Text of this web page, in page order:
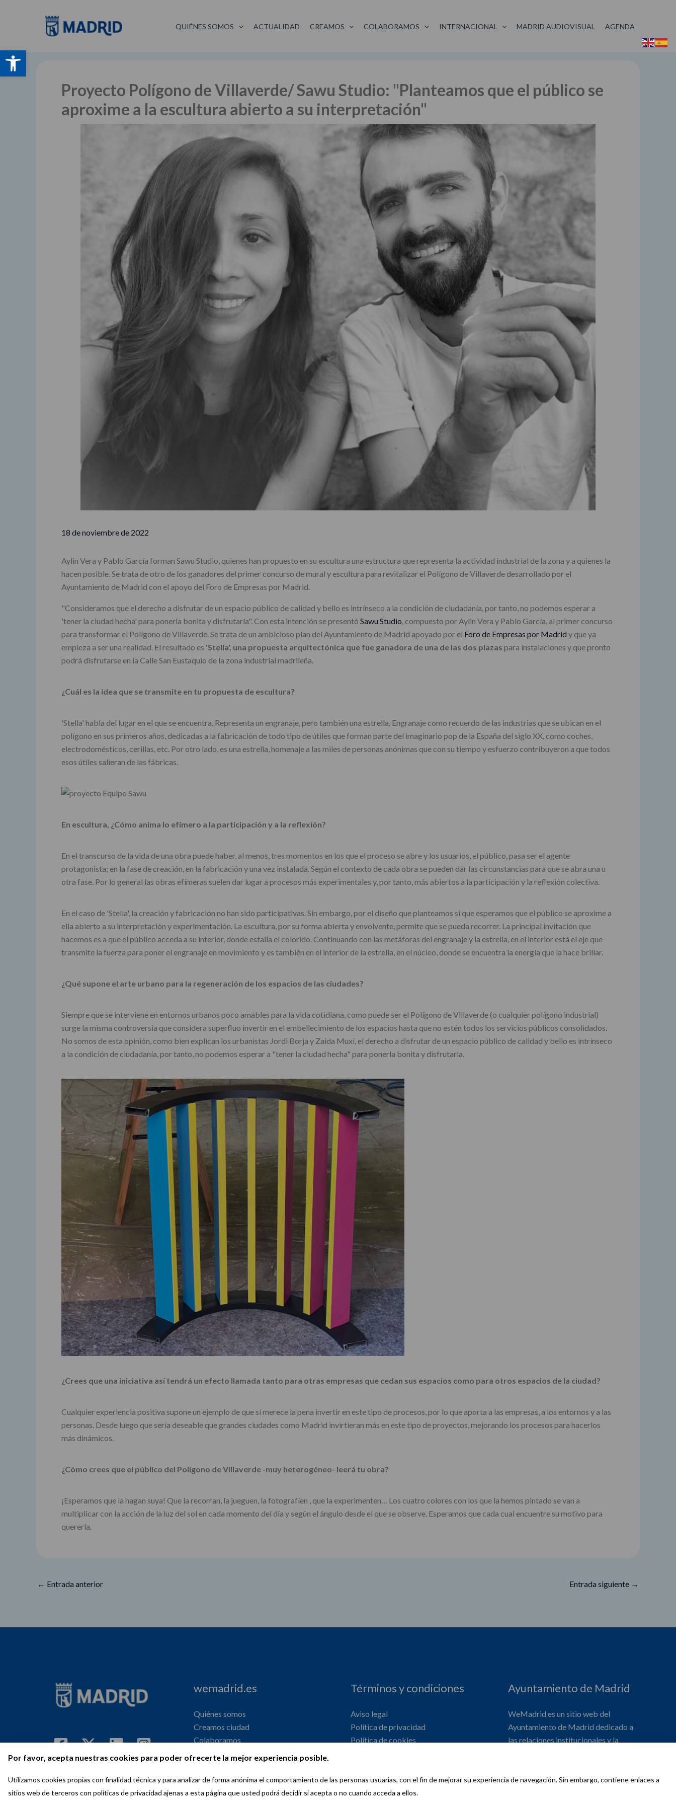
Por favor, acepta nuestras cookies para poder ofrecerte la mejor experiencia posible.
Utilizamos cookies propias con finalidad técnica y para analizar de forma anónima el comportamiento de las personas usuarias, con el fin de mejorar su experiencia de navegación. Sin embargo, contiene enlaces a
sitios web de terceros con políticas de privacidad ajenas a esta página que usted podrá decidir si acepta o no cuando acceda a ellos.
Abrir barra de herramientas
QUIÉNES SOMOS ACTUALIDAD CREAMOS COLABORAMOS INTERNACIONAL MADRID AUDIOVISUAL AGENDA
Proyecto Polígono de Villaverde/ Sawu Studio: "Planteamos que el público se
aproxime a la escultura abierto a su interpretación"
18 de noviembre de 2022
Aylin Vera y Pablo García forman Sawu Studio, quienes han propuesto en su escultura una estructura que representa la actividad industrial de la zona y a quienes la
hacen posible. Se trata de otro de los ganadores del primer concurso de mural y escultura para revitalizar el Polígono de Villaverde desarrollado por el
Ayuntamiento de Madrid con el apoyo del Foro de Empresas por Madrid.
"Consideramos que el derecho a disfrutar de un espacio público de calidad y bello es intrínseco a la condición de ciudadanía, por tanto, no podemos esperar a
'tener la ciudad hecha' para ponerla bonita y disfrutarla". Con esta intención se presentó Sawu Studio, compuesto por Aylin Vera y Pablo García, al primer concurso
para transformar el Polígono de Villaverde. Se trata de un ambicioso plan del Ayuntamiento de Madrid apoyado por el Foro de Empresas por Madrid y que ya
empieza a ser una realidad. El resultado es 'Stella', una propuesta arquitectónica que fue ganadora de una de las dos plazas para instalaciones y que pronto
podrá disfrutarse en la Calle San Eustaquio de la zona industrial madrileña.
¿Cuál es la idea que se transmite en tu propuesta de escultura?
'Stella' habla del lugar en el que se encuentra. Representa un engranaje, pero también una estrella. Engranaje como recuerdo de las industrias que se ubican en el
polígono en sus primeros años, dedicadas a la fabricación de todo tipo de útiles que forman parte del imaginario pop de la España del siglo XX, como coches,
electrodomésticos, cerillas, etc. Por otro lado, es una estrella, homenaje a las miles de personas anónimas que con su tiempo y esfuerzo contribuyeron a que todos
esos útiles salieran de las fábricas.
En escultura, ¿Cómo anima lo efímero a la participación y a la reflexión?
En el transcurso de la vida de una obra puede haber, al menos, tres momentos en los que el proceso se abre y los usuarios, el público, pasa ser el agente
protagonista; en la fase de creación, en la fabricación y una vez instalada. Según el contexto de cada obra se pueden dar las circunstancias para que se abra una u
otra fase. Por lo general las obras efímeras suelen dar lugar a procesos más experimentales y, por tanto, más abiertos a la participación y la reflexión colectiva.
En el caso de 'Stella', la creación y fabricación no han sido participativas. Sin embargo, por el diseño que planteamos sí que esperamos que el público se aproxime a
ella abierto a su interpretación y experimentación. La escultura, por su forma abierta y envolvente, permite que se pueda recorrer. La principal invitación que
hacemos es a que el público acceda a su interior, donde estalla el colorido. Continuando con las metáforas del engranaje y la estrella, en el interior está el eje que
transmite la fuerza para poner el engranaje en movimiento y es también en el interior de la estrella, en el núcleo, donde se encuentra la energía que la hace brillar.
¿Qué supone el arte urbano para la regeneración de los espacios de las ciudades?
Siempre que se interviene en entornos urbanos poco amables para la vida cotidiana, como puede ser el Polígono de Villaverde (o cualquier polígono industrial)
surge la misma controversia que considera superfluo invertir en el embellecimiento de los espacios hasta que no estén todos los servicios públicos consolidados.
No somos de esta opinión, como bien explican los urbanistas Jordi Borja y Zaida Muxí, el derecho a disfrutar de un espacio público de calidad y bello es intrínseco
a la condición de ciudadanía, por tanto, no podemos esperar a "tener la ciudad hecha" para ponerla bonita y disfrutarla.
¿Crees que una iniciativa así tendrá un efecto llamada tanto para otras empresas que cedan sus espacios como para otros espacios de la ciudad?
Cualquier experiencia positiva supone un ejemplo de que sí merece la pena invertir en este tipo de procesos, por lo que aporta a las empresas, a los entornos y a las
personas. Desde luego que sería deseable que grandes ciudades como Madrid invirtieran más en este tipo de proyectos, mejorando los procesos para hacerlos
más dinámicos.
¿Cómo crees que el público del Polígono de Villaverde -muy heterogéneo- leerá tu obra?
¡Esperamos que la hagan suya! Que la recorran, la jueguen, la fotografíen , que la experimenten… Los cuatro colores con los que la hemos pintado se van a
multiplicar con la acción de la luz del sol en cada momento del día y según el ángulo desde el que se observe. Esperamos que cada cual encuentre su motivo para
quererla.
← Entrada anterior Entrada siguiente →
wemadrid.es
Quiénes somos
Creamos ciudad
Colaboramos
Internacional
Términos y condiciones
Aviso legal
Política de privacidad
Política de cookies
Ayuntamiento de Madrid
WeMadrid es un sitio web del
Ayuntamiento de Madrid dedicado a
las relaciones institucionales y la